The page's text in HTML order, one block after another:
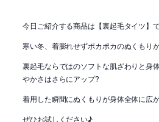
今日ご紹介する商品は【裏起毛タイツ】
寒い冬、着膨れせずポカポカのぬくもり
裏起毛ならではのソフトな肌ざわりと身
やかさはさらにアップ?
着用した瞬間にぬくもりが身体全体に広
ぜひお試しください♪